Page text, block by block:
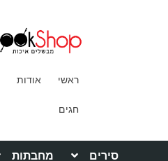
ראשי אודות
חגים
סירים מחבתות